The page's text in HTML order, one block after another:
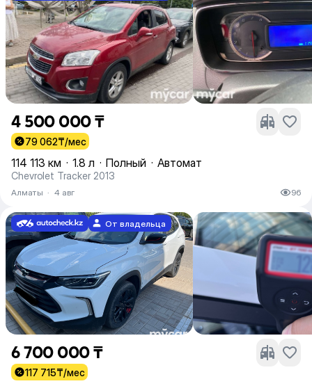
4 500 000 ₸
79 062₸/мес
114 113 км · 1.8 л · Полный · Автомат
Chevrolet Tracker 2013
Алматы · 4 авг 96
От владельца
6 700 000 ₸
117 715₸/мес